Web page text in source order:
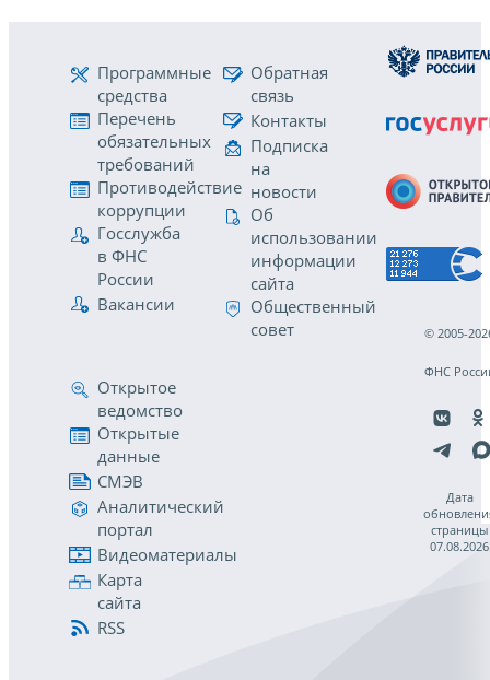
Программные
средства
Перечень
обязательных
требований
Противодействие
коррупции
Госслужба
в ФНС
России
Вакансии
Обратная
связь
Контакты
Подписка
на
новости
Об
использовании
информации
сайта
Общественный
совет
Открытое
ведомство
Открытые
данные
СМЭВ
Аналитический
портал
Видеоматериалы
Карта
сайта
RSS
© 2005-
ФНС
Дата
страницы
07.08.2026